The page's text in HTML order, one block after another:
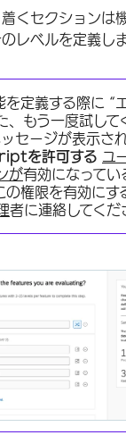
くセクションは
レベルを定義しま
を定義する際に “
、もう一度試して
セージが表示さ
を許可する ユ
が有効になってい
の権限を有効にす
者に連絡してくだ